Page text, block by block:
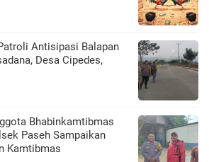
Antisipasi Balapan
Desa Cipedes,
Bhabinkamtibmas
Paseh Sampaikan
Kamtibmas